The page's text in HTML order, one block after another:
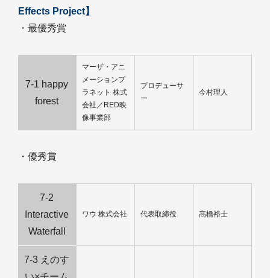
Effects Project】
・最優秀賞
7-1 happy
forest
マーザ・アニ
メーションプ
ラネット 株式
会社／RED映
像事業部
プロデューサ
ー
今村理人
・優秀賞
7-2
Interactive
Waterfall
ワウ 株式会社 代表取締役 髙橋裕士
7-3 えのす